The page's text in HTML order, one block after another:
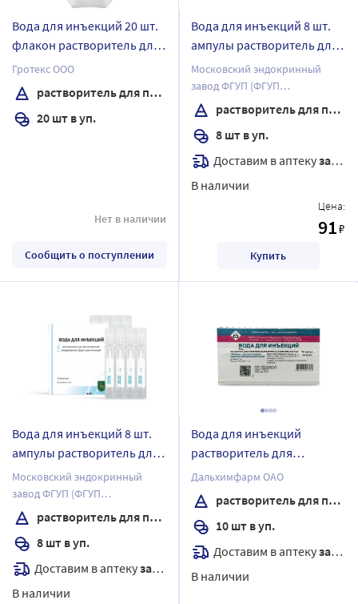
Вода для инъекций 20 шт.
флакон растворитель для
приготовления
лекарственных форм для
инъекций 500 мл
Гротекс ООО
растворитель для приготовления лекарственных форм для инъекций
20 шт в уп.
Нет в наличии
Сообщить о поступлении
Вода для инъекций 8 шт.
ампулы растворитель для
приготовления
лекарственных форм для
инъекций 2 мл
Московский эндокринный
завод ФГУП (ФГУП
"ЭНДОФАРМ")
растворитель для приготовления лекарственных форм для инъекций
8 шт в уп.
Доставим в аптекузавтра
В наличии
Цена:
91₽
Купить
Вода для инъекций 8 шт.
ампулы растворитель для
приготовления
лекарственных форм для
инъекций 5 мл
Московский эндокринный
завод ФГУП (ФГУП
"ЭНДОФАРМ")
растворитель для приготовления лекарственных форм для инъекций
8 шт в уп.
Доставим в аптекузавтра
В наличии
Вода для инъекций
растворитель для
приготовления
лекарственных форм для
инъекций 2 мл ампулы 10
шт.
Дальхимфарм ОАО
растворитель для приготовления лекарственных форм для инъекций
10 шт в уп.
Доставим в аптекузавтра
В наличии